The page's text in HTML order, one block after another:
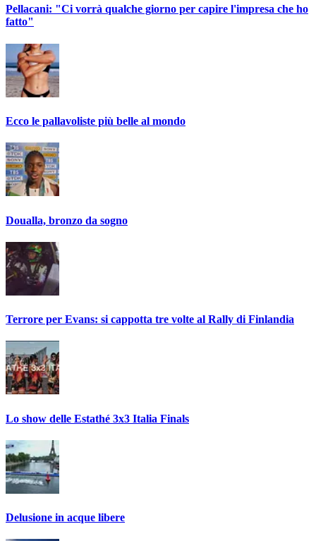
Pellacani: "Ci vorrà qualche giorno per capire l'impresa che ho
fatto"
Ecco le pallavoliste più belle al mondo
Doualla, bronzo da sogno
Terrore per Evans: si cappotta tre volte al Rally di Finlandia
Lo show delle Estathé 3x3 Italia Finals
Delusione in acque libere